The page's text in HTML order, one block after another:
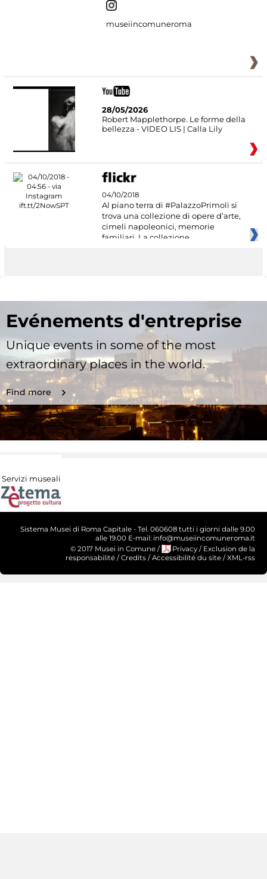
museiincomuneroma
28/05/2026
Robert Mapplethorpe. Le forme della
bellezza - VIDEO LIS | Calla Lily
04/10/2018
Al piano terra di #PalazzoPrimoli si
trova una collezione di opere d’arte,
cimeli napoleonici, memorie
familiari. La collezione
Evénements d'entreprise
Unique events in some of the most
extraordinary places in the world.
Find more
Servizi museali
Sistema Musei di Roma Capitale - Tel. 060608 tutti i giorni dalle 9.00
alle 19.00 E-mail: info@museiincomuneroma.it
© 2017 Musei in Comune / Privacy / Exclusion de la
responsabilité /Credits /Accessibilité du site /XML-rss